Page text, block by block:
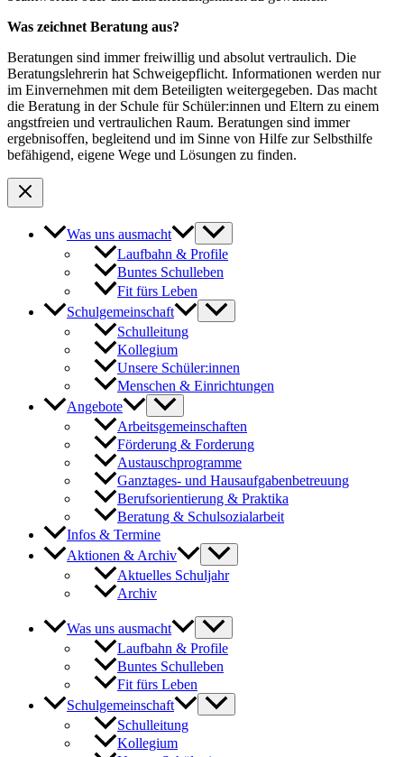
Was zeichnet Beratung aus?
Beratungen sind immer freiwillig und absolut vertraulich. Die
Beratungslehrerin hat Schweigepflicht. Informationen werden nur
im Einvernehmen mit dem Beteiligten weitergegeben. Das macht
die Beratung in der Schule für Schüler:innen und Eltern zu einem
angstfreien und vertraulichen Raum. Beratungen sind immer
ergebnisoffen, begleitend und im Sinne von Hilfe zur Selbsthilfe
befähigend, eigene Wege und Lösungen zu finden.
Was uns ausmacht
Laufbahn & Profile
Buntes Schulleben
Fit fürs Leben
Schulgemeinschaft
Schulleitung
Kollegium
Unsere Schüler:innen
Menschen & Einrichtungen
Angebote
Arbeitsgemeinschaften
Förderung & Forderung
Austauschprogramme
Ganztages- und Hausaufgabenbetreuung
Berufsorientierung & Praktika
Beratung & Schulsozialarbeit
Infos & Termine
Aktionen & Archiv
Aktuelles Schuljahr
Archiv
Was uns ausmacht
Laufbahn & Profile
Buntes Schulleben
Fit fürs Leben
Schulgemeinschaft
Schulleitung
Kollegium